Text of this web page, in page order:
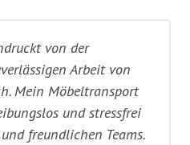
von der
Arbeit von
Mein Möbeltransport
und stressfrei
freundlichen Teams.